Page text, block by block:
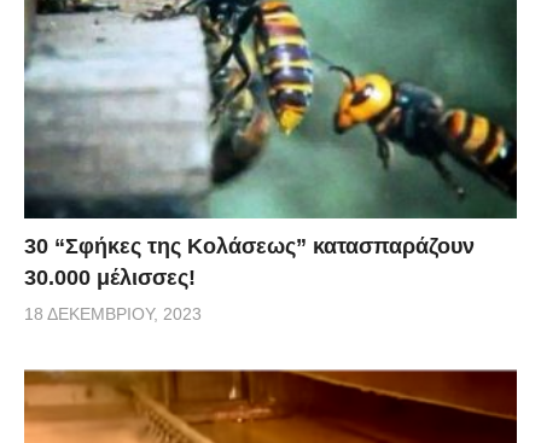
30 “Σφήκες της Κολάσεως” κατασπαράζουν
30.000 μέλισσες!
18 ΔΕΚΕΜΒΡΊΟΥ, 2023